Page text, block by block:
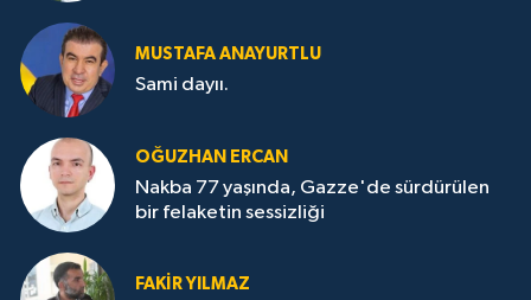
MUSTAFA ANAYURTLU
Sami dayıı.
OĞUZHAN ERCAN
Nakba 77 yaşında, Gazze'de sürdürülen
bir felaketin sessizliği
FAKİR YILMAZ